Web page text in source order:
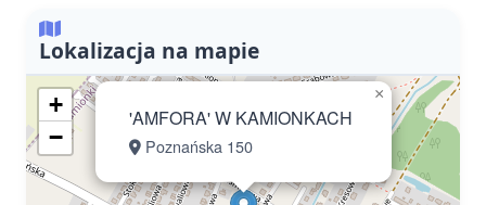
Lokalizacja na mapie
'AMFORA' W KAMIONKACH
Poznańska 150
×
+
−